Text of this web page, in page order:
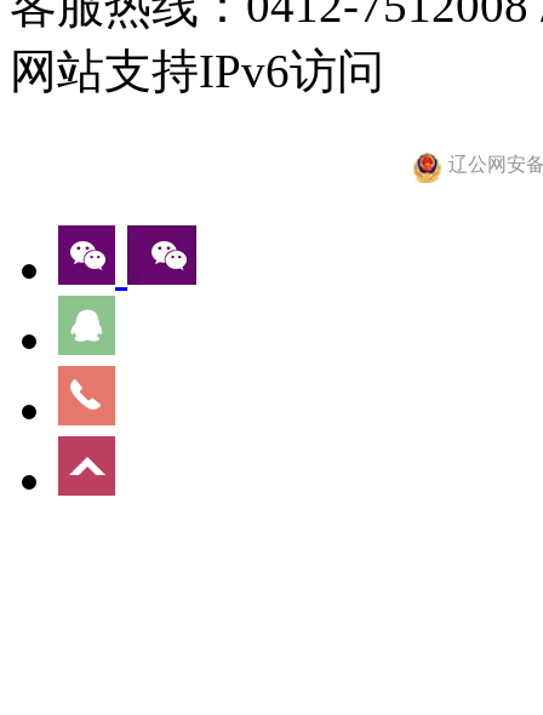
网站支持IPv6访问
辽公网安